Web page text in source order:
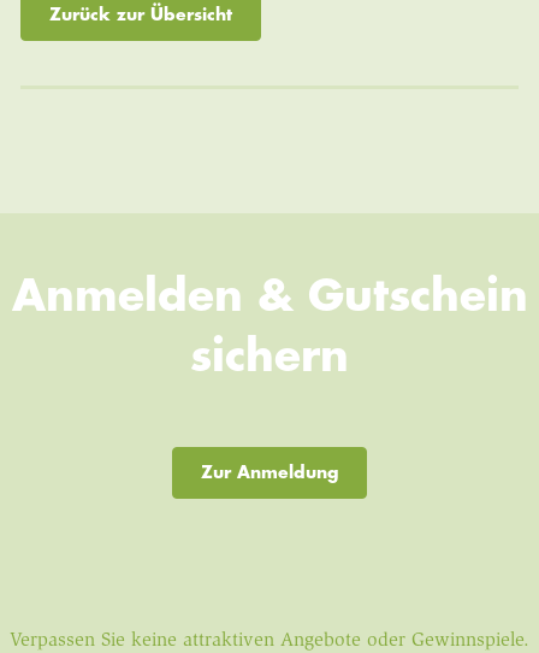
Zurück zur Übersicht
Anmelden & Gutschein
sichern
Zur Anmeldung
Verpassen Sie keine attraktiven Angebote oder Gewinnspiele.